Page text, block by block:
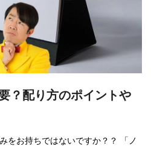
？配り方のポイントや
をお持ちではないですか？？ 「ノ